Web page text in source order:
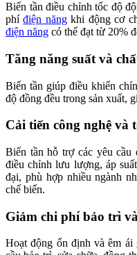
Biến tần điều chỉnh tốc độ
phíđiện năngkhi động cơ
điện năng có thể đạt từ 20%
Tăng năng suất và
Biến tần giúp điều khiển
độ đồng đều trong sản xuất,
Cải tiến công nghệ
Biến tần hỗ trợ các yêu
điều chỉnh lưu lượng, áp
đại, phù hợp nhiều ngành
chế biến.
Giảm chi phí bảo trì
Hoạt động ổn định và êm